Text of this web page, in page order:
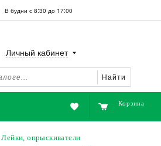
В будни с 8:30 до 17:00
Найти
Личный кабинет
Корзина
Лейки, опрыскиватели